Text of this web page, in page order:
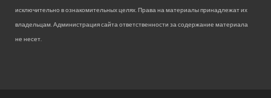
исключительно в ознакомительных целях. Права на материалы принадлежат их
владельцам. Администрация сайта ответственности за содержание материала
не несет.